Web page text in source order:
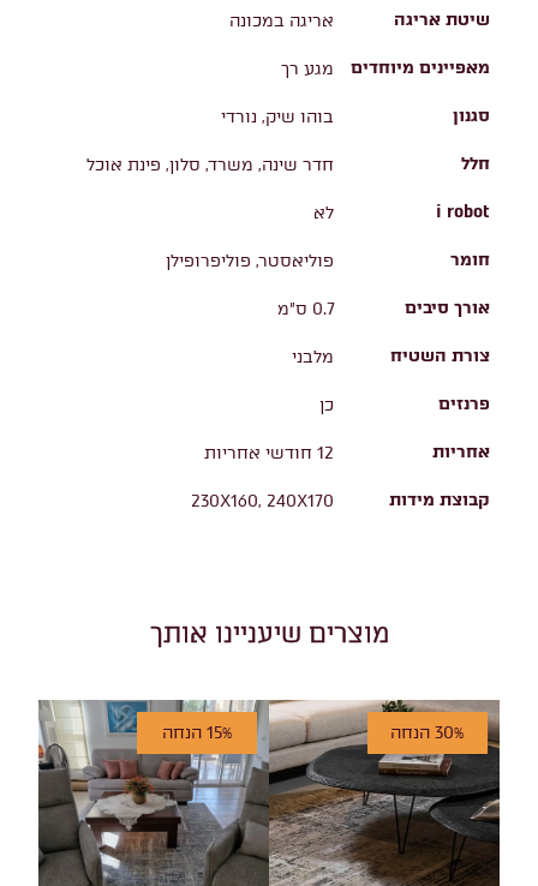
שיטת אריגה אריגה במכונה
מאפיינים מיוחדים מגע רך
סגנון בוהו שיק, נורדי
חלל חדר שינה, משרד, סלון, פינת אוכל
i robot לא
חומר פוליאסטר, פוליפרופילן
אורך סיבים 0.7 ס"מ
צורת השטיח מלבני
פרנזים כן
אחריות 12 חודשי אחריות
קבוצת מידות 230X160, 240X170
מוצרים שיעניינו אותך
30% הנחה 15% הנחה